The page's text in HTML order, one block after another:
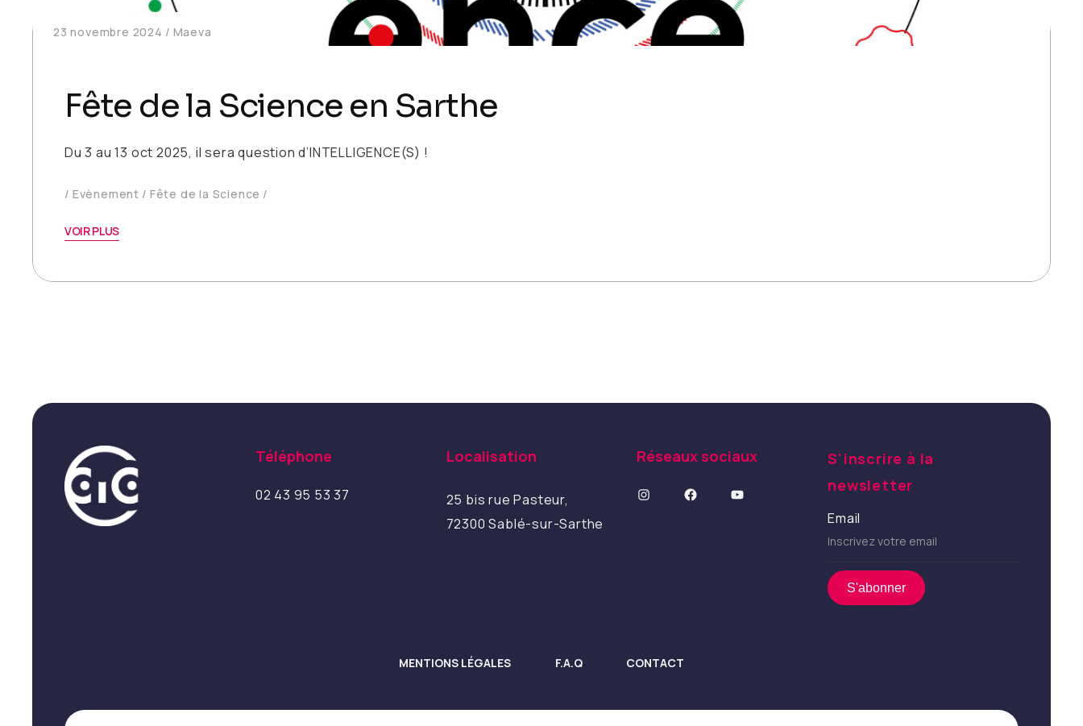
23 novembre 2024 Maeva
Fête de la Science en Sarthe
Du 3 au 13 oct 2025, il sera question d’INTELLIGENCE(S) !
Evènement Fête de la Science
VOIR PLUS
Téléphone
02 43 95 53 37
Localisation
25 bis rue Pasteur,
72300 Sablé-sur-Sarthe
Réseaux sociaux
Instagram
Facebook YouTube
S'inscrire à la
newsletter
Email
MENTIONS LÉGALES F.A.Q CONTACT